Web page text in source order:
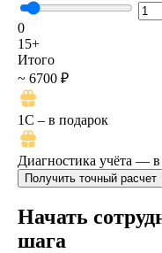
0
15+
Итого
~ 6700 ₽
1C – в подарок
Диагностика учёта —
Начать
шага